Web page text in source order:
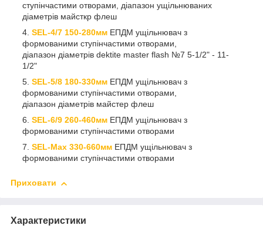
ступінчастими отворами, діапазон ущільнюваних
діаметрів майсткр флеш
SEL-4/7 150-280мм ЕПДМ ущільнювач з
формованими ступінчастими отворами,
діапазон діаметрів dektite master flash №7 5-1/2" - 11-
1/2"
SEL-5/8 180-330мм ЕПДМ ущільнювач з
формованими ступінчастими отворами,
діапазон діаметрів майстер флеш
SEL-6/9 260-460мм ЕПДМ ущільнювач з
формованими ступінчастими отворами
SEL-Max 330-660мм ЕПДМ ущільнювач з
формованими ступінчастими отворами
Приховати
Характеристики